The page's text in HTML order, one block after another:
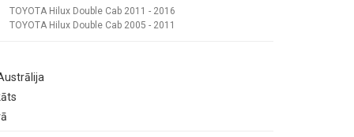
TOYOTA Hilux Double Cab 2011 - 2016
TOYOTA Hilux Double Cab 2005 - 2011